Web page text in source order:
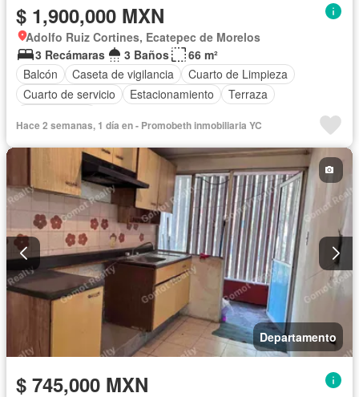
$ 1,900,000 MXN
Adolfo Ruiz Cortines, Ecatepec de Morelos
3 Recámaras
3 Baños
66 m²
Balcón
Caseta de vigilancia
Cuarto de Limpieza
Cuarto de servicio
Estacionamiento
Terraza
Hace 2 semanas, 1 día en - Promobeth inmobiliaria YC
Departamento
$ 745,000 MXN